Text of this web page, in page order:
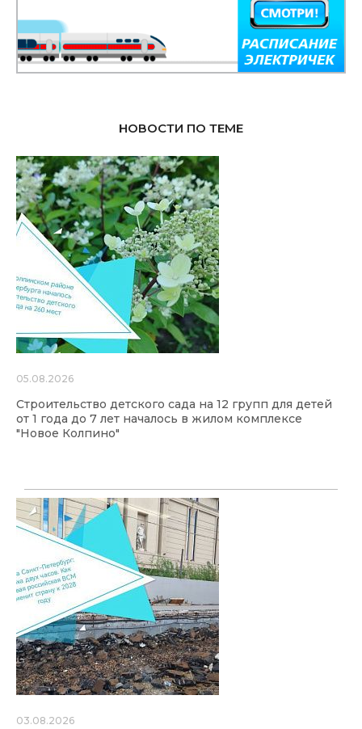
НОВОСТИ ПО ТЕМЕ
05.08.2026
Строительство детского сада на 12 групп для детей
от 1 года до 7 лет началось в жилом комплексе
"Новое Колпино"
03.08.2026